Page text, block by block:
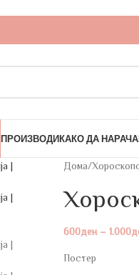
ПРОИЗВОДИКАКО ДА
Дома/
600ден– 1.000
Постер